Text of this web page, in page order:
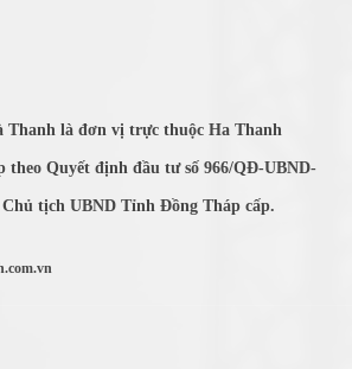
Thanh là đơn vị trực thuộc Ha Thanh
theo Quyết định đầu tư số 966/QĐ-UBND-
Chủ tịch UBND Tỉnh Đồng Tháp cấp.